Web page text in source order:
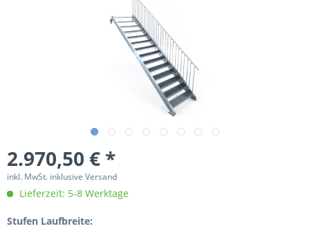
2.970,50 € *
inkl. MwSt. inklusive Versand
Lieferzeit: 5-8 Werktage
Stufen Laufbreite: